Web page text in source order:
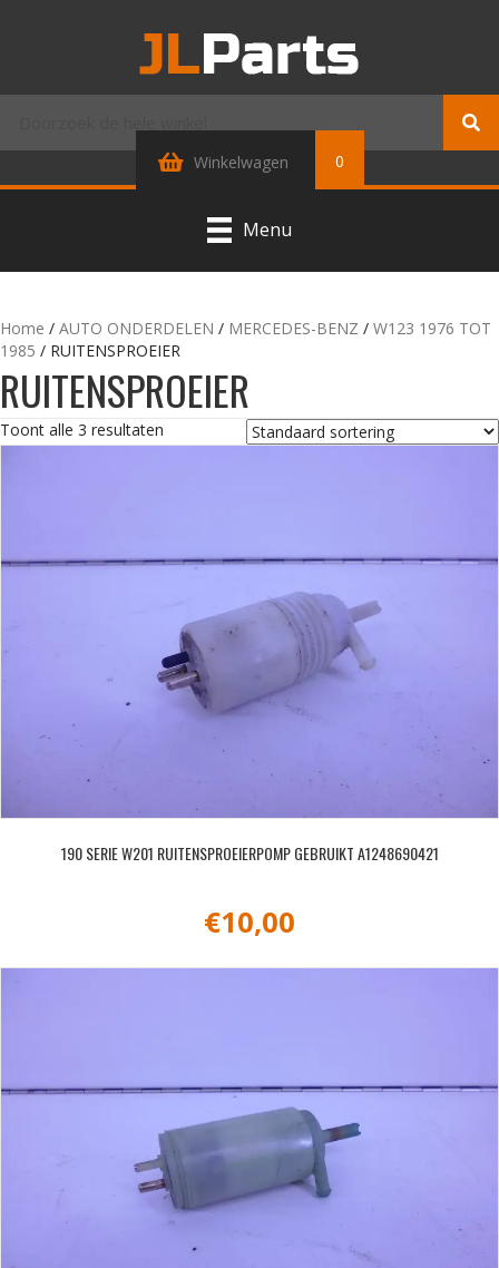
Winkelwagen 0
Menu
Home / AUTO ONDERDELEN / MERCEDES-BENZ / W123 1976 TOT
1985 / RUITENSPROEIER
RUITENSPROEIER
Toont alle 3 resultaten
190 SERIE W201 RUITENSPROEIERPOMP GEBRUIKT A1248690421
€10,00